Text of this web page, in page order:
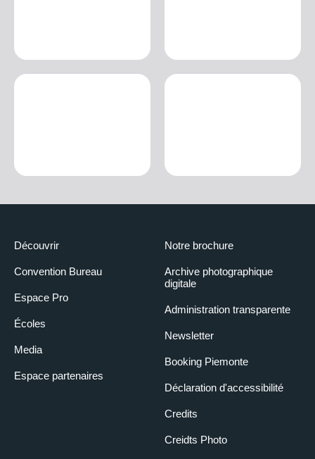
Découvrir
Convention Bureau
Espace Pro
Écoles
Media
Espace partenaires
Notre brochure
Archive photographique
digitale
Administration transparente
Newsletter
Booking Piemonte
Déclaration d'accessibilité
Credits
Creidts Photo